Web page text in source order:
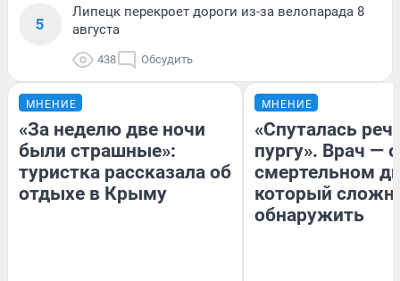
5
Липецк перекроет дороги из-за велопарада 8
августа
438 Обсудить
МНЕНИЕ
«За неделю две ночи
были страшные»:
туристка рассказала об
отдыхе в Крыму
МНЕНИЕ
«Спуталась
пургу». Врач — о
смертельном
который
обнаружить